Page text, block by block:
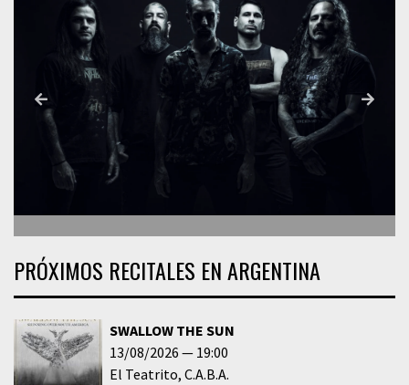
PRÓXIMOS RECITALES EN ARGENTINA
SWALLOW THE SUN
13/08/2026
19:00
El Teatrito C.A.B.A.